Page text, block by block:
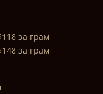
за грам
за грам